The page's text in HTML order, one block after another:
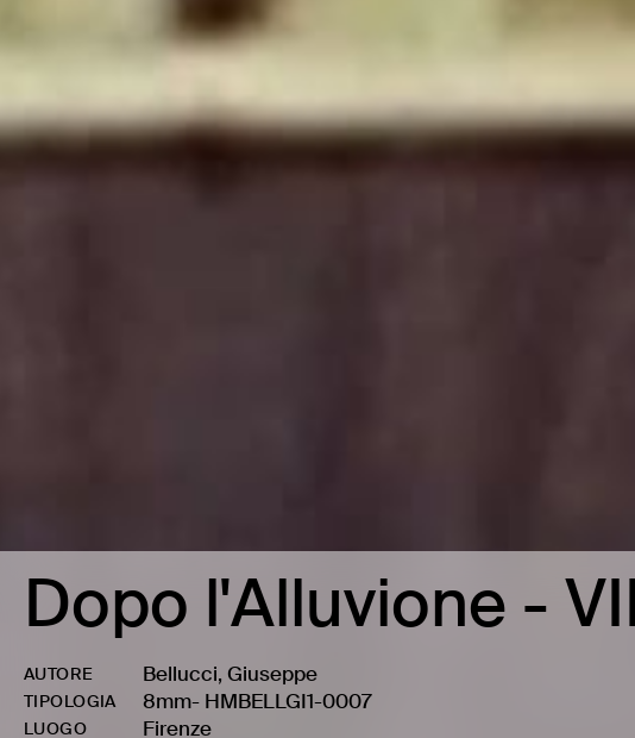
Dopo l'Alluvione -
AUTORE Bellucci, Giuseppe
TIPOLOGIA 8mm- HMBELLGI1-0007
LUOGO Firenze